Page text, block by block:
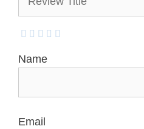
Name
Email